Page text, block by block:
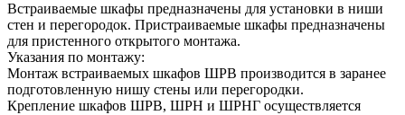
Встраиваемые шкафы предназначены для установки в ниши
стен и перегородок. Пристраиваемые шкафы предназначены
для пристенного открытого монтажа.
Указания по монтажу:
Монтаж встраиваемых шкафов ШРВ производится в заранее
подготовленную нишу стены или перегородки.
Крепление шкафов ШРВ, ШРН и ШРНГ осуществляется